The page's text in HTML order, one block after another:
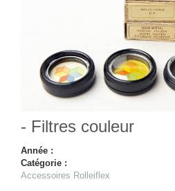
- Filtres couleur
Année :
Catégorie :
Accessoires Rolleiflex